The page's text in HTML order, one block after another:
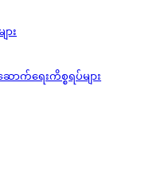
ား
ရေးကိစ္စရပ်များ